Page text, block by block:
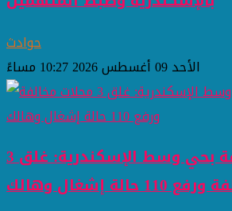
حوادث
الأحد 09 أغسطس 2026 10:27 مساءً
جهود مكثفة بحي وسط الإسكندرية: غلق 3
إشغال وهالك